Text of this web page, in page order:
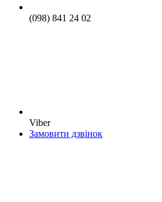
(098) 841 24 02
Viber
Замовити дзвінок